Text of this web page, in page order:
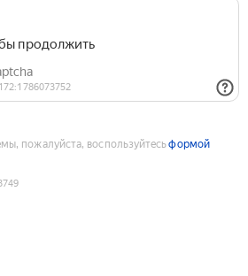
пожалуйста, воспользуйтесьформой